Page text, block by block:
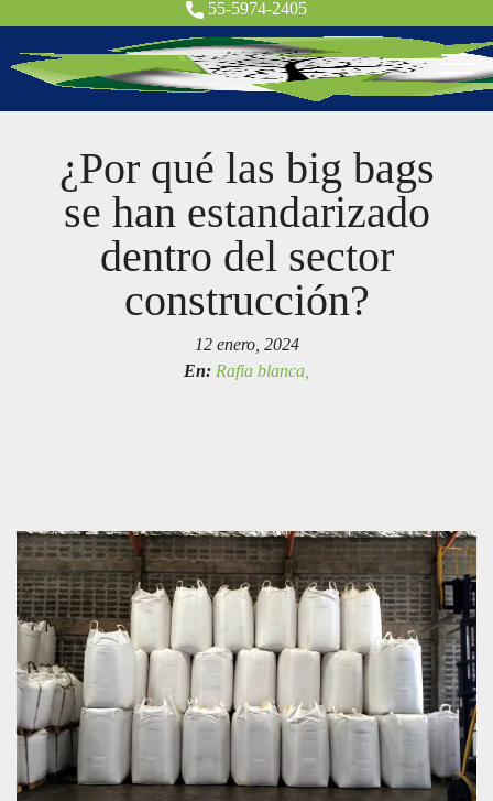
55-5974-2405
¿Por qué las big bags
se han estandarizado
dentro del sector
construcción?
12 enero, 2024
En: Rafia blanca,